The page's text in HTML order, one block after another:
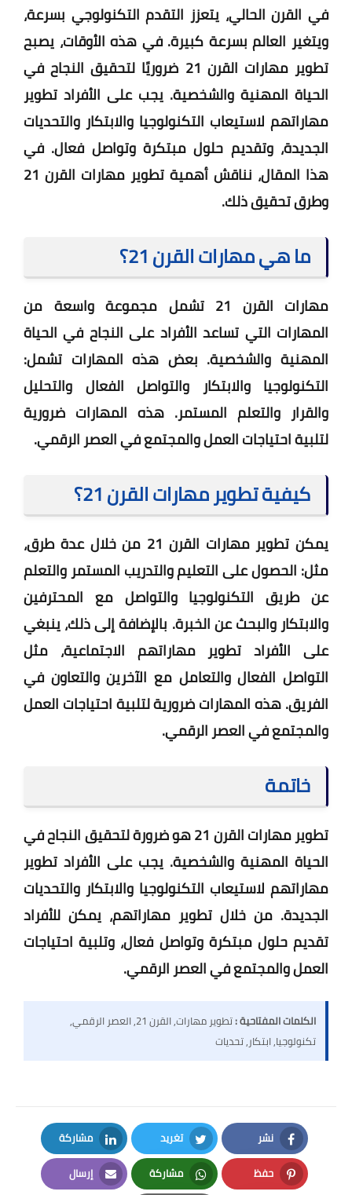
في القرن الحالي، يتعزز التقدم التكنولوجي بسرعة،
ويتغير العالم بسرعة كبيرة. في هذه الأوقات، يصبح
تطوير مهارات القرن 21 ضروريًا لتحقيق النجاح في
الحياة المهنية والشخصية. يجب على الأفراد تطوير
مهاراتهم لاستيعاب التكنولوجيا والابتكار والتحديات
الجديدة، وتقديم حلول مبتكرة وتواصل فعال. في
هذا المقال، نناقش أهمية تطوير مهارات القرن 21
وطرق تحقيق ذلك.
ما هي مهارات القرن 21؟
مهارات القرن 21 تشمل مجموعة واسعة من
المهارات التي تساعد الأفراد على النجاح في الحياة
المهنية والشخصية. بعض هذه المهارات تشمل:
التكنولوجيا والابتكار والتواصل الفعال والتحليل
والقرار والتعلم المستمر. هذه المهارات ضرورية
لتلبية احتياجات العمل والمجتمع في العصر الرقمي.
كيفية تطوير مهارات القرن 21؟
يمكن تطوير مهارات القرن 21 من خلال عدة طرق،
مثل: الحصول على التعليم والتدريب المستمر والتعلم
عن طريق التكنولوجيا والتواصل مع المحترفين
والابتكار والبحث عن الخبرة. بالإضافة إلى ذلك، ينبغي
على الأفراد تطوير مهاراتهم الاجتماعية، مثل
التواصل الفعال والتعامل مع الآخرين والتعاون في
الفريق. هذه المهارات ضرورية لتلبية احتياجات العمل
والمجتمع في العصر الرقمي.
خاتمة
تطوير مهارات القرن 21 هو ضرورة لتحقيق النجاح في
الحياة المهنية والشخصية. يجب على الأفراد تطوير
مهاراتهم لاستيعاب التكنولوجيا والابتكار والتحديات
الجديدة. من خلال تطوير مهاراتهم، يمكن للأفراد
تقديم حلول مبتكرة وتواصل فعال، وتلبية احتياجات
العمل والمجتمع في العصر الرقمي.
الكلمات المفتاحية :
تطوير مهارات, القرن 21, العصر الرقمي,
تكنولوجيا, ابتكار, تحديات
نشر
Facebook
تغريد
Twitter
مشاركة
LinkedIn
حفظ مشاركة إرسال